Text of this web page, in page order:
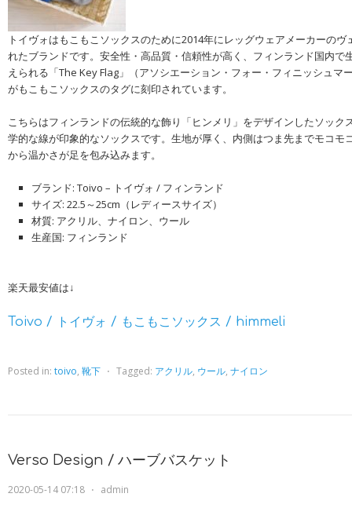
トイヴォはもこもこソックスのために2014年にレッグウェアメーカーの
れたブランドです。安全性・高品質・信頼性が高く、フィンランド国内で
えられる「The Key Flag」（アソシエーション・フォー・フィニッシュマ
がもこもこソックスのタグに刻印されています。
こちらはフィンランドの伝統的な飾り「ヒンメリ」をデザインしたソック
学的な線が印象的なソックスです。生地が厚く、内側はつま先までモコモ
から温かさが足を包み込みます。
ブランド: Toivo – トイヴォ / フィンランド
サイズ: 22.5～25cm（レディースサイズ）
材質: アクリル、ナイロン、ウール
生産国: フィンランド
楽天最安値は↓
Toivo / トイヴォ / もこもこソックス / himmeli
Posted in: toivo, 靴下 ⋅ Tagged: アクリル, ウール, ナイロン
Verso Design / ハーブバスケット
2020-05-14 07:18 ⋅ admin